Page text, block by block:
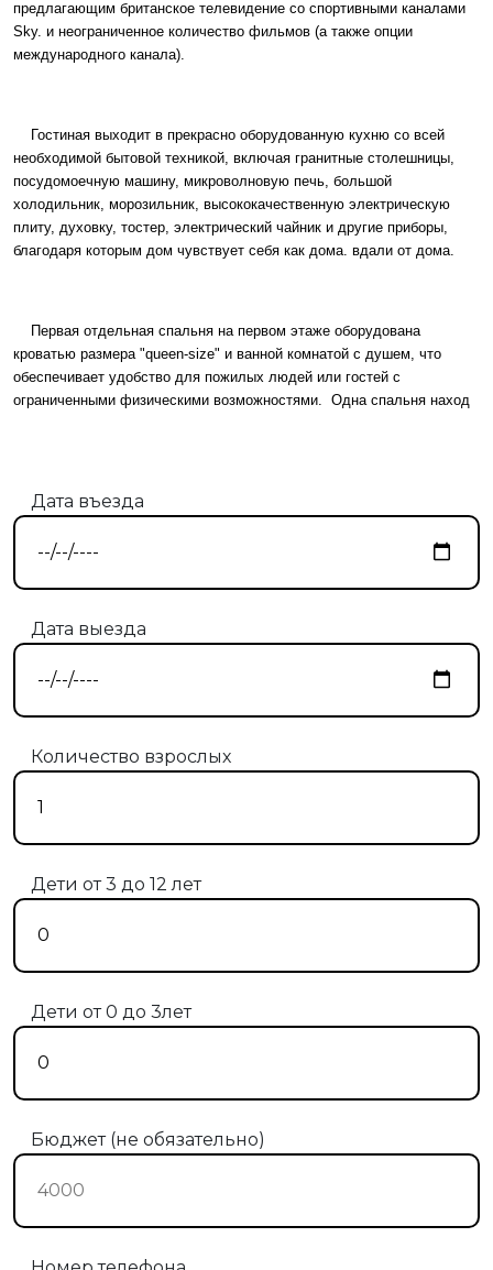
предлагающим британское телевидение со спортивными каналами
Sky. и неограниченное количество фильмов (а также опции
международного канала).
Гостиная выходит в прекрасно оборудованную кухню со всей
необходимой бытовой техникой, включая гранитные столешницы,
посудомоечную машину, микроволновую печь, большой
холодильник, морозильник, высококачественную электрическую
плиту, духовку, тостер, электрический чайник и другие приборы,
благодаря которым дом чувствует себя как дома. вдали от дома.
Первая отдельная спальня на первом этаже оборудована
кроватью размера "queen-size" и ванной комнатой с душем, что
обеспечивает удобство для пожилых людей или гостей с
ограниченными физическими возможностями. Одна спальня наход
Дата въезда
Дата выезда
Количество взрослых
Дети от 3 до 12 лет
Дети от 0 до 3лет
Бюджет (не обязательно)